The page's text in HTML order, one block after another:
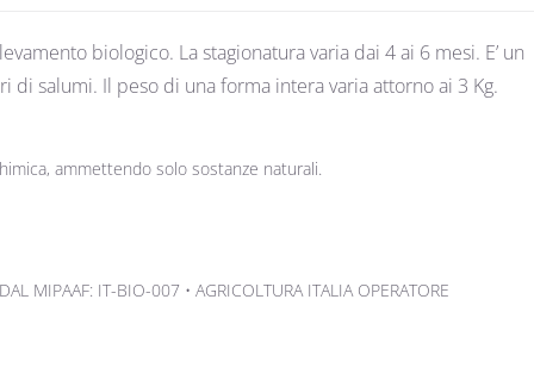
biologico. La stagionatura varia dai 4 ai 6 mesi. E’ un
salumi. Il peso di una forma intera varia attorno ai 3 Kg.
ammettendo solo sostanze naturali.
MIPAAF: IT-BIO-007 • AGRICOLTURA ITALIA OPERATORE